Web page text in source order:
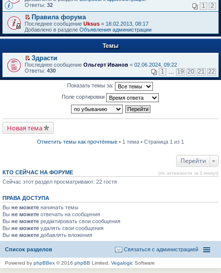
р
й
т
и
к
п
в
о
м
у
н
т
а
н
о
о
б
н
ю
Ответы: 32 1 2
П
е
р
е
т
и
к
п
р
п
р
о
н
о
м
о
о
щ
е
н
и
ю
Правила форума
Последнее сообщение Uksus « 18.02.2013, 08:17
Добавлено в разделе Объявления администрации
Темы
П
е
е
р
в
о
р
о
ч
а
н
н
о
м
у
с
о
б
щ
е
Здрасти
Последнее сообщение Ольгерт Иванов « 02.06.2024, 09:22
Ответы: 430 1 19 20 21 22
Показать темы за:
Поле сортировки
Новая тема
Отметить темы как прочтённые • 1 тема • Страница 1 из 1
Перейти
КТО СЕЙЧАС НА ФОРУМЕ (по активности за 5 минут)
Сейчас этот раздел просматривают: 22 гостя
ПРАВА ДОСТУПА
Вы не можете начинать темы
Вы не можете отвечать на сообщения
Вы не можете редактировать свои сообщения
Вы не можете удалять свои сообщения
Вы не можете добавлять вложения
Список разделов Связаться с администрацией
Powered by phpBBex © 2016 phpBB Limited, Vegalogic Software